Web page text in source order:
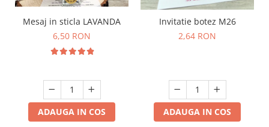
Mesaj in sticla LAVANDA
6,50 RON
ADAUGA IN COS
Invitatie botez M26
2,64 RON
ADAUGA IN COS